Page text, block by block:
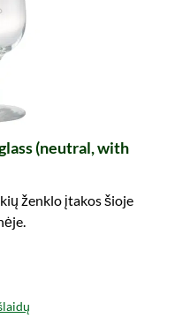
(neutral, with
ženklo įtakos šioje